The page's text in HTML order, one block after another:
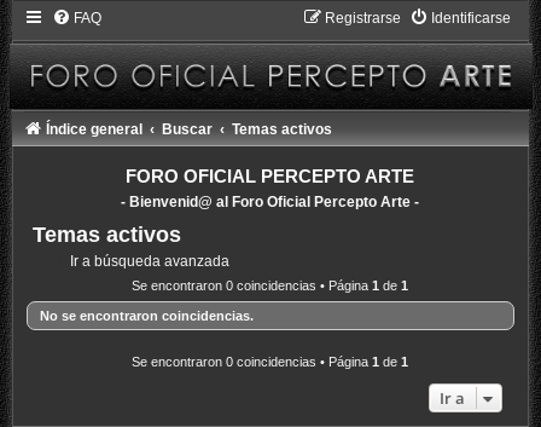
FAQ Identificarse
Registrarse
Índice general Buscar Temas activos
FORO OFICIAL PERCEPTO ARTE
- Bienvenid@ al Foro Oficial Percepto Arte -
Temas activos
Ir a búsqueda avanzada
Se encontraron 0 coincidencias • Página1 de1
No se encontraron coincidencias.
Se encontraron 0 coincidencias • Página1 de1
Ir a